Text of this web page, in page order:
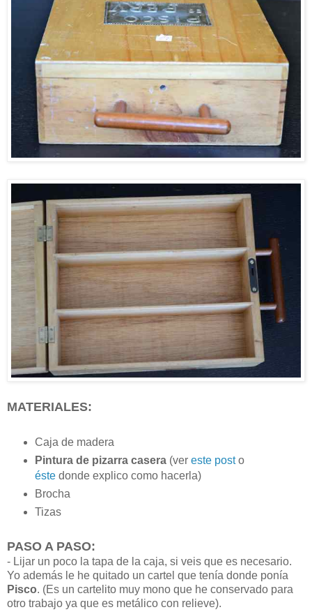
MATERIALES:
Caja de madera
Pintura de pizarra casera(ver este posto
éstedonde explico como hacerla)
Brocha
Tizas
PASO A PASO:
- Lijar un poco la tapa de la caja, si veis que es necesario.
Yo además le he quitado un cartel que tenía donde ponía
Pisco. (Es un cartelito muy mono que he conservado para
otro trabajo ya que es metálico con relieve).